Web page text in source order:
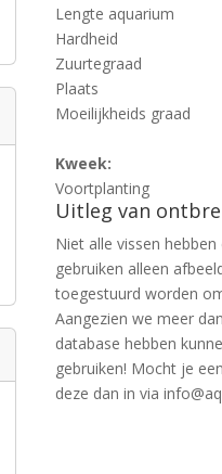
Lengte aquarium
Hardheid
Zuurtegraad
Plaats
Moeilijkheids graad
Kweek:
Voortplanting
Uitleg van
Niet alle vissen
gebruiken alleen
toegestuurd worden
Aangezien we meer
database hebben
gebruiken! Mocht je
deze dan in via